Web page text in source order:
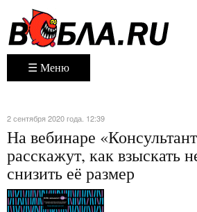
☰ Меню
2 сентября 2020 года. 12:39
На вебинаре
расскажут, как взыскать
снизить её размер